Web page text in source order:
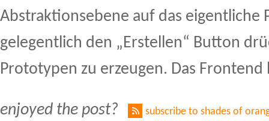
Abstraktionsebene auf das eigentliche
gelegentlich den „Erstellen“ Button
Prototypen zu erzeugen. Das
enjoyed the post? subscribe to shades of